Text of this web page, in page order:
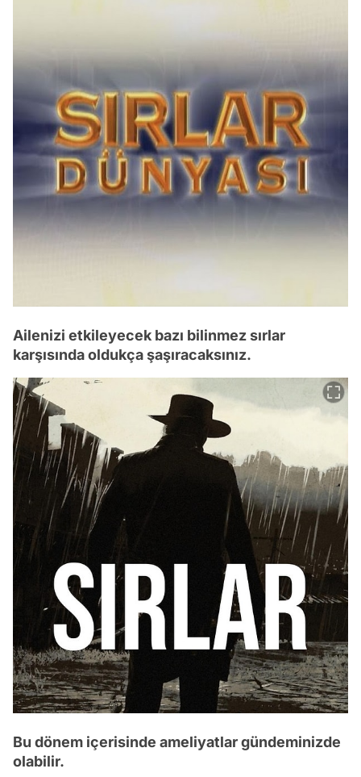
Ailenizi etkileyecek bazı bilinmez sırlar
karşısında oldukça şaşıracaksınız.
Bu dönem içerisinde ameliyatlar gündeminizde
olabilir.